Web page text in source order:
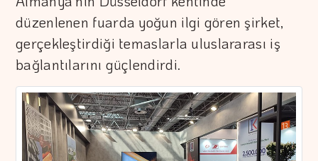
düzenlenen fuarda yoğun ilgi gören şirket,
gerçekleştirdiği temaslarla uluslararası iş
bağlantılarını güçlendirdi.